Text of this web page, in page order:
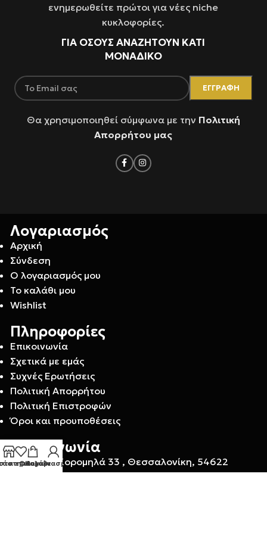
ενημερωθείτε πρώτοι για νέες niche
κυκλοφορίες.
ΓΙΑ ΌΣΟΥΣ ΑΝΑΖΗΤΟΥΝ ΚΑΤΙ
ΜΟΝΑΔΙΚΟ
Θα χρησιμοποιηθεί σύμφωνα με την Πολιτική
Απορρήτου μας
Λογαριασμός
Αρχική
Σύνδεση
Ο λογαριασμός μου
Το καλάθι μου
Wishlist
Πληροφορίες
Επικοινωνία
Σχετικά με εμάς
Συχνές Ερωτήσεις
Πολιτική Απορρήτου
Πολιτική Επιστροφών
Όροι και προυποθέσεις
Επικοινωνία
Προξένου Κορομηλά 33 , Θεσσαλονίκη, 54622
Δείτε τα καταστήματά μας.
επιθυμιών
Καλάθι
Ο λογαριασμός μου